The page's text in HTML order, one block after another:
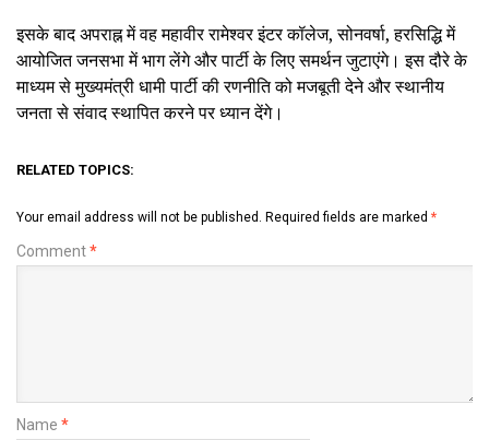
इसके बाद अपराह्न में वह महावीर रामेश्वर इंटर कॉलेज, सोनवर्षा, हरसिद्धि में
आयोजित जनसभा में भाग लेंगे और पार्टी के लिए समर्थन जुटाएंगे। इस दौरे के
माध्यम से मुख्यमंत्री धामी पार्टी की रणनीति को मजबूती देने और स्थानीय
जनता से संवाद स्थापित करने पर ध्यान देंगे।
RELATED TOPICS:
Your email address will not be published. Required fields are marked *
Comment*
Name *